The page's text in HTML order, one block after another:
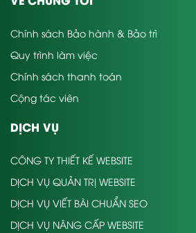
Chính sách Bảo hành & Bảo trì
Quy trình làm việc
Chính sách thanh toán
Cộng tác viên
DỊCH VỤ
CÔNG TY THIẾT KẾ WEBSITE
DỊCH VỤ QUẢN TRỊ WEBSITE
DỊCH VỤ VIẾT BÀI CHUẨN SEO
DỊCH VỤ NÂNG CẤP WEBSITE